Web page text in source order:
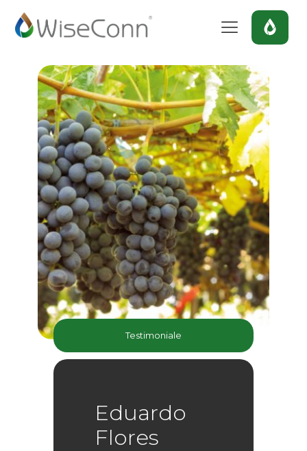
Testimoniale
Eduardo
Flores